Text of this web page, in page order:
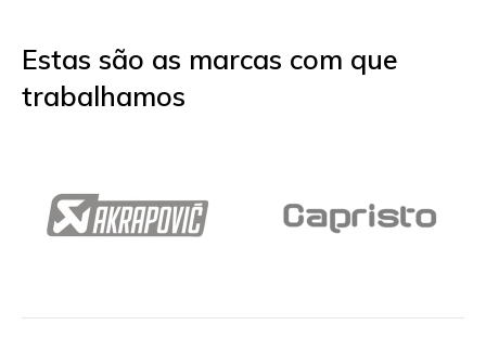
Estas são as marcas com que
trabalhamos